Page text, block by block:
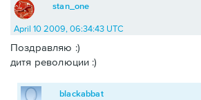
stan_one
April 10 2009, 06:34:43 UTC
Поздравляю :)
дитя революции :)
blackabbat